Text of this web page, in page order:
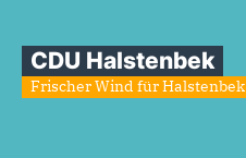
CDU Halstenbek
Frischer Wind für Halstenbek